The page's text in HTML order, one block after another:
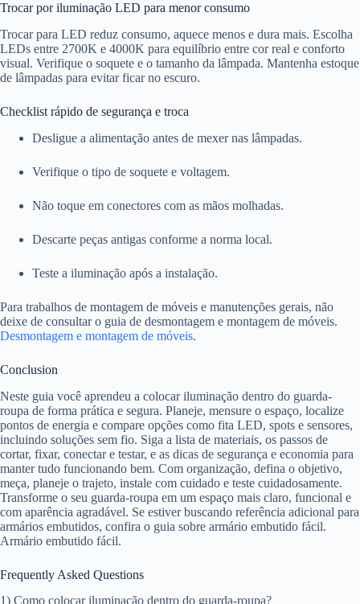
Trocar por iluminação LED para menor consumo
Trocar para LED reduz consumo, aquece menos e dura mais. Escolha
LEDs entre 2700K e 4000K para equilíbrio entre cor real e conforto
visual. Verifique o soquete e o tamanho da lâmpada. Mantenha estoque
de lâmpadas para evitar ficar no escuro.
Checklist rápido de segurança e troca
Desligue a alimentação antes de mexer nas lâmpadas.
Verifique o tipo de soquete e voltagem.
Não toque em conectores com as mãos molhadas.
Descarte peças antigas conforme a norma local.
Teste a iluminação após a instalação.
Para trabalhos de montagem de móveis e manutenções gerais, não
deixe de consultar o guia de desmontagem e montagem de móveis.
Desmontagem e montagem de móveis.
Conclusion
Neste guia você aprendeu a colocar iluminação dentro do guarda-
roupa de forma prática e segura. Planeje, mensure o espaço, localize
pontos de energia e compare opções como fita LED, spots e sensores,
incluindo soluções sem fio. Siga a lista de materiais, os passos de
cortar, fixar, conectar e testar, e as dicas de segurança e economia para
manter tudo funcionando bem. Com organização, defina o objetivo,
meça, planeje o trajeto, instale com cuidado e teste cuidadosamente.
Transforme o seu guarda-roupa em um espaço mais claro, funcional e
com aparência agradável. Se estiver buscando referência adicional para
armários embutidos, confira o guia sobre armário embutido fácil.
Armário embutido fácil.
Frequently Asked Questions
1) Como colocar iluminação dentro do guarda-roupa?